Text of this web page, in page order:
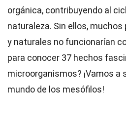
orgánica, contribuyendo al
naturaleza. Sin ellos,
y naturales no funcionarían
para conocer 37 hechos
microorganismos? ¡Vamos a
mundo de los mesófilos!